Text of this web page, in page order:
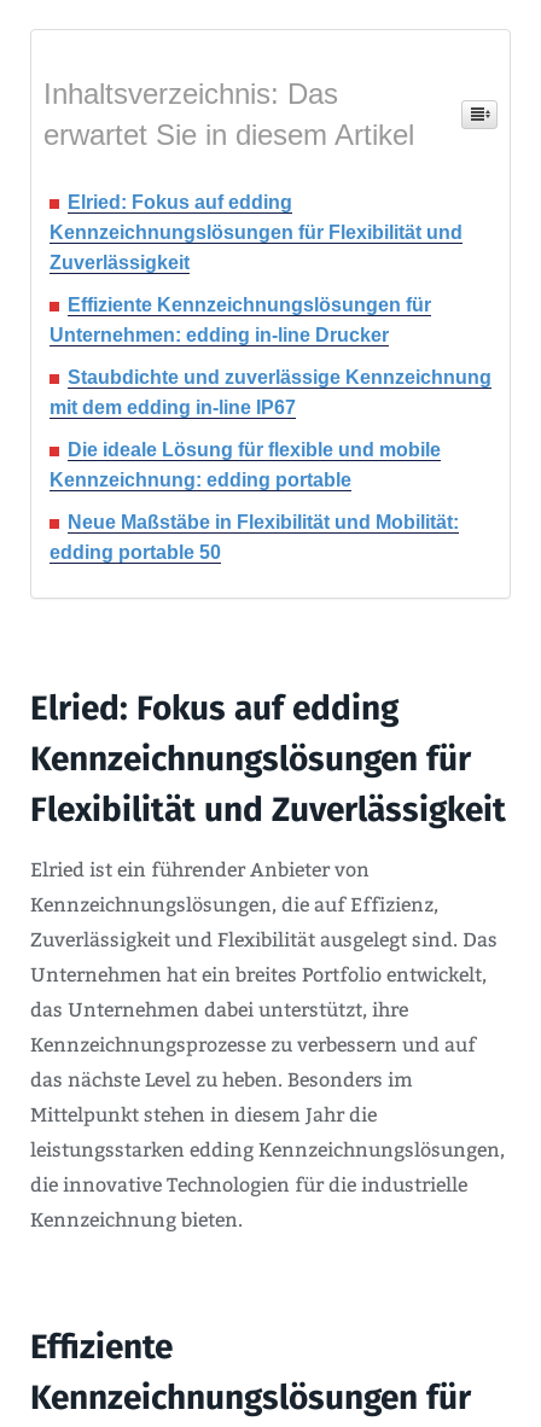
Inhaltsverzeichnis: Das
erwartet Sie in diesem Artikel
Elried: Fokus auf edding
Kennzeichnungslösungen für Flexibilität und
Zuverlässigkeit
Effiziente Kennzeichnungslösungen für
Unternehmen: edding in-line Drucker
Staubdichte und zuverlässige Kennzeichnung
mit dem edding in-line IP67
Die ideale Lösung für flexible und mobile
Kennzeichnung: edding portable
Neue Maßstäbe in Flexibilität und Mobilität:
edding portable 50
Elried: Fokus auf edding
Kennzeichnungslösungen für
Flexibilität und Zuverlässigkeit
Elried ist ein führender Anbieter von
Kennzeichnungslösungen, die auf Effizienz,
Zuverlässigkeit und Flexibilität ausgelegt sind. Das
Unternehmen hat ein breites Portfolio entwickelt,
das Unternehmen dabei unterstützt, ihre
Kennzeichnungsprozesse zu verbessern und auf
das nächste Level zu heben. Besonders im
Mittelpunkt stehen in diesem Jahr die
leistungsstarken edding Kennzeichnungslösungen,
die innovative Technologien für die industrielle
Kennzeichnung bieten.
Effiziente
Kennzeichnungslösungen für